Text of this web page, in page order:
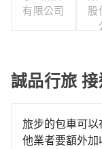
有限公司
股
誠品行旅
旅步的包車可
他業者要額外加